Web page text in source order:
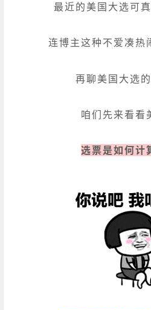
最近的美国大选可
连博主这种不爱凑热
再聊美国大选
咱们先来看看
选票是如何计